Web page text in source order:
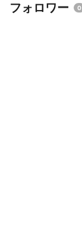
フォロワー 0